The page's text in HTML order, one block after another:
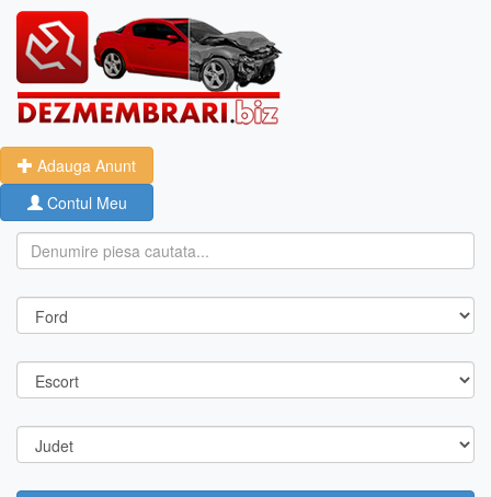
Adauga Anunt
Contul Meu